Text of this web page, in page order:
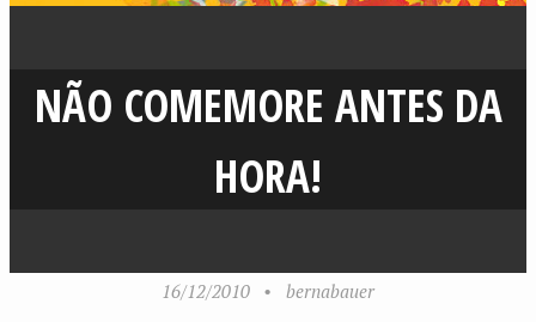
NÃO COMEMORE ANTES DA
HORA!
16/12/2010 • bernabauer